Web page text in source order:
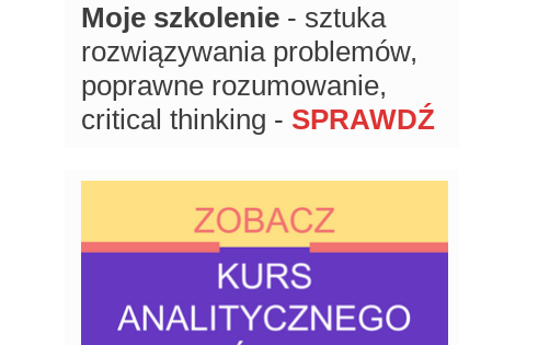
Moje szkolenie - sztuka
rozwiązywania problemów,
poprawne rozumowanie,
critical thinking - SPRAWDŹ